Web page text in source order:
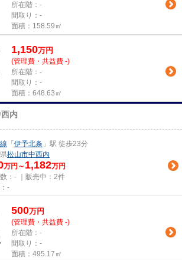
所在階：-
間取り：-
面積：158.59㎡
1,150万円
(管理費・共益費 -)
所在階：-
間取り：-
面積：648.63㎡
内
「 伊予北条 」駅 徒歩23分
松山市中西内
万円～ 1,182万円
：- ｜販売中： 2件
-
500万円
(管理費・共益費 -)
所在階：-
間取り：-
面積：495.17㎡